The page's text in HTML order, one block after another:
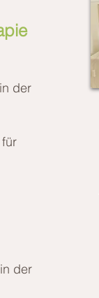
der
der